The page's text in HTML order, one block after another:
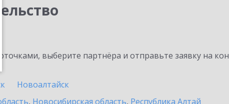
выберите партнёра и отправьте заявку на
Новоалтайск
, Новосибирская область, Республика Алтай